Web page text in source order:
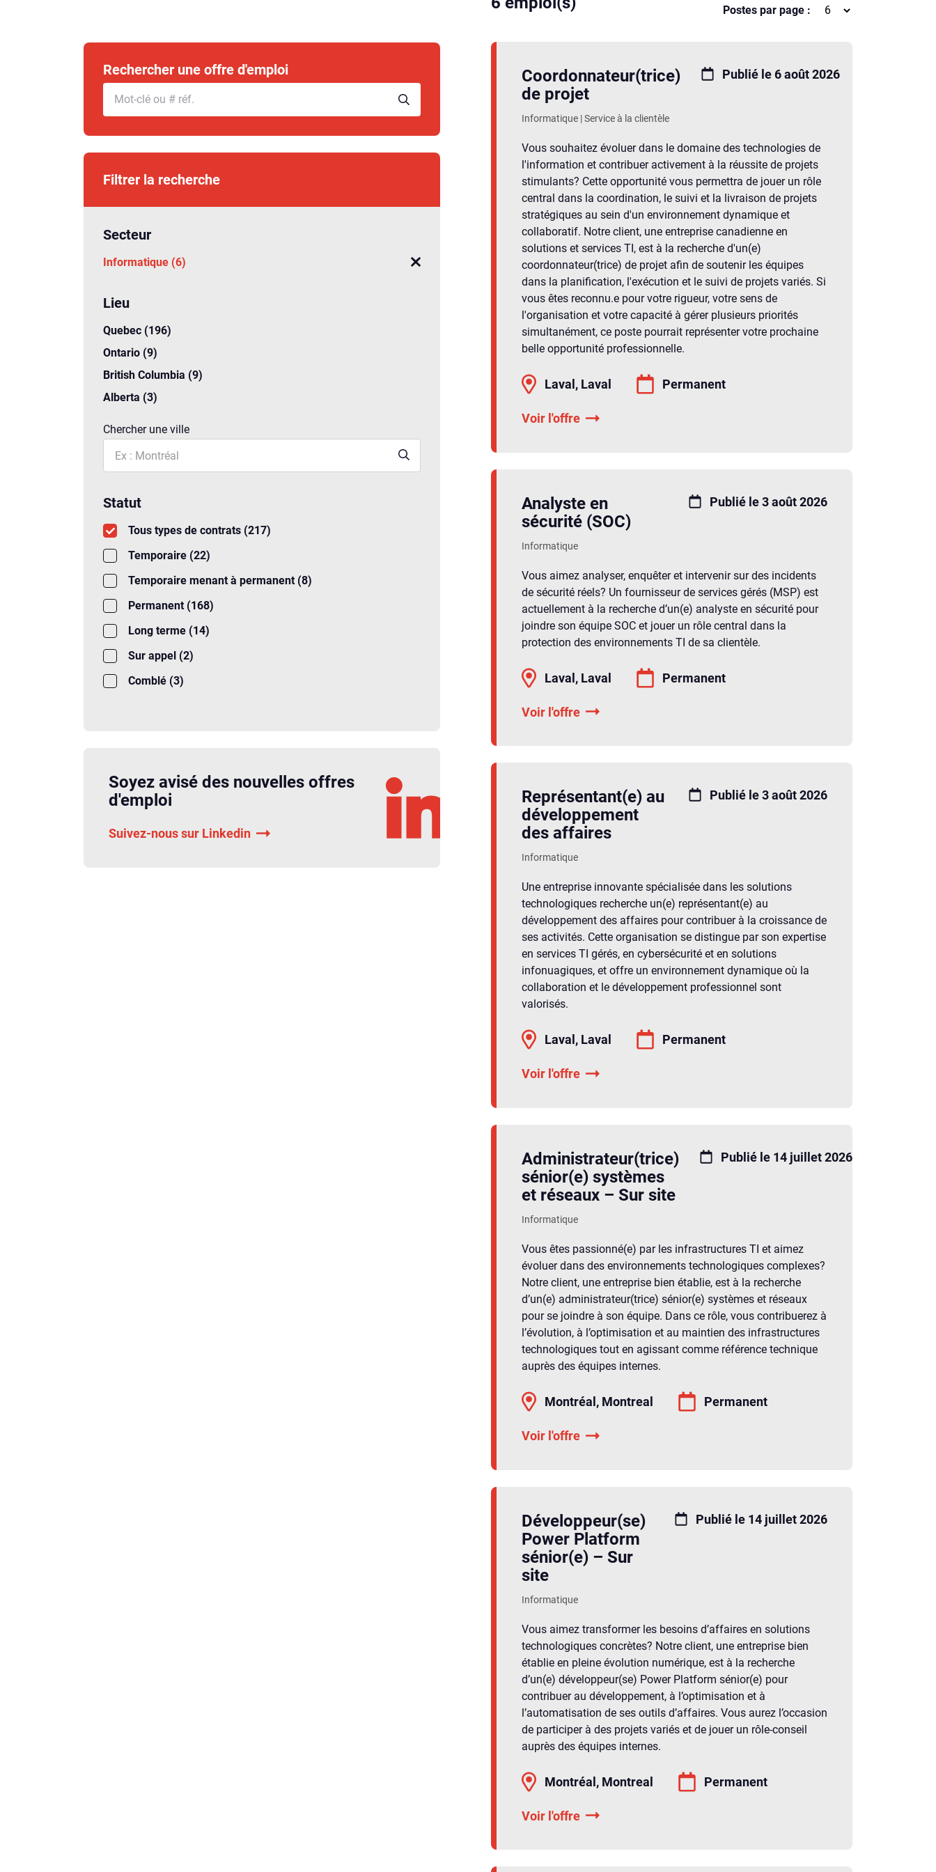
Rechercher une offre d'emploi
Filtrer la recherche
Secteur
Informatique (6)
Lieu
Quebec (196)
Ontario (9)
British Columbia (9)
Alberta (3)
Chercher une ville
Statut
Tous types de contrats (217)
Temporaire (22)
Temporaire menant à permanent (8)
Permanent (168)
Long terme (14)
Sur appel (2)
Comblé (3)
Soyez avisé des nouvelles offres
d'emploi
Suivez-nous sur Linkedin
Postes par page :
Coordonnateur(trice)
de projet
Informatique | Service à la clientèle
Publié le 6 août 2026
Vous souhaitez évoluer dans le domaine des technologies de
l'information et contribuer activement à la réussite de projets
stimulants? Cette opportunité vous permettra de jouer un rôle
central dans la coordination, le suivi et la livraison de projets
stratégiques au sein d'un environnement dynamique et
collaboratif. Notre client, une entreprise canadienne en
solutions et services TI, est à la recherche d'un(e)
coordonnateur(trice) de projet afin de soutenir les équipes
dans la planification, l'exécution et le suivi de projets variés. Si
vous êtes reconnu.e pour votre rigueur, votre sens de
l'organisation et votre capacité à gérer plusieurs priorités
simultanément, ce poste pourrait représenter votre prochaine
belle opportunité professionnelle.
Laval, Laval Permanent
Voir l'offre
Analyste en
sécurité (SOC)
Informatique
Publié le 3 août 2026
Vous aimez analyser, enquêter et intervenir sur des incidents
de sécurité réels? Un fournisseur de services gérés (MSP) est
actuellement à la recherche d’un(e) analyste en sécurité pour
joindre son équipe SOC et jouer un rôle central dans la
protection des environnements TI de sa clientèle.
Laval, Laval Permanent
Voir l'offre
Représentant(e) au
développement
des affaires
Informatique
Publié le 3 août 2026
Une entreprise innovante spécialisée dans les solutions
technologiques recherche un(e) représentant(e) au
développement des affaires pour contribuer à la croissance de
ses activités. Cette organisation se distingue par son expertise
en services TI gérés, en cybersécurité et en solutions
infonuagiques, et offre un environnement dynamique où la
collaboration et le développement professionnel sont
valorisés.
Laval, Laval Permanent
Voir l'offre
Administrateur(trice)
sénior(e) systèmes
et réseaux – Sur site
Informatique
Publié le 14 juillet 2026
Vous êtes passionné(e) par les infrastructures TI et aimez
évoluer dans des environnements technologiques complexes?
Notre client, une entreprise bien établie, est à la recherche
d’un(e) administrateur(trice) sénior(e) systèmes et réseaux
pour se joindre à son équipe. Dans ce rôle, vous contribuerez à
l’évolution, à l’optimisation et au maintien des infrastructures
technologiques tout en agissant comme référence technique
auprès des équipes internes.
Montréal, Montreal Permanent
Voir l'offre
Développeur(se)
Power Platform
sénior(e) – Sur
site
Informatique
Publié le 14 juillet 2026
Vous aimez transformer les besoins d’affaires en solutions
technologiques concrètes? Notre client, une entreprise bien
établie en pleine évolution numérique, est à la recherche
d’un(e) développeur(se) Power Platform sénior(e) pour
contribuer au développement, à l’optimisation et à
l’automatisation de ses outils d’affaires. Vous aurez l’occasion
de participer à des projets variés et de jouer un rôle-conseil
auprès des équipes internes.
Montréal, Montreal Permanent
Voir l'offre